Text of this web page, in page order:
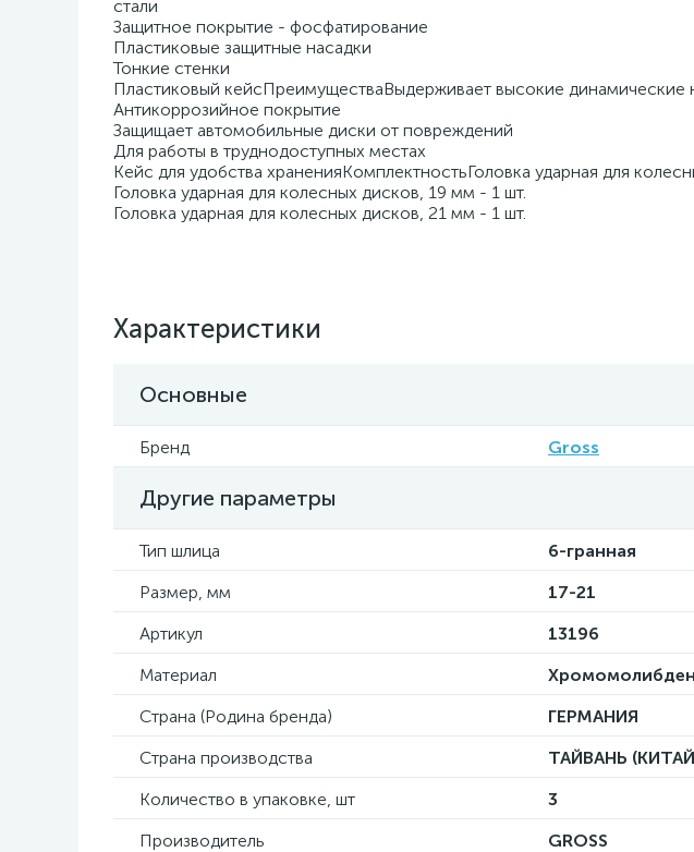
стали
Защитное покрытие - фосфатирование
Пластиковые защитные насадки
Тонкие стенки
Пластиковый кейсПреимуществаВыдерживает высокие динамические
Антикоррозийное покрытие
Защищает автомобильные диски от повреждений
Для работы в труднодоступных местах
Кейс для удобства храненияКомплектностьГоловка ударная для
Головка ударная для колесных дисков, 19 мм - 1 шт.
Головка ударная для колесных дисков, 21 мм - 1 шт.
Характеристики
Основные
Бренд Gross
Другие параметры
Тип шлица
6-гранная
Размер, мм
17-21
Артикул
13196
Материал
Страна (Родина бренда)
ГЕРМАНИЯ
Страна производства
ТАЙВАНЬ
Количество в упаковке, шт
3
Производитель
GROSS